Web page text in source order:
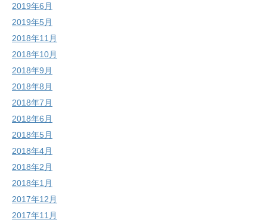
2019年6月
2019年5月
2018年11月
2018年10月
2018年9月
2018年8月
2018年7月
2018年6月
2018年5月
2018年4月
2018年2月
2018年1月
2017年12月
2017年11月